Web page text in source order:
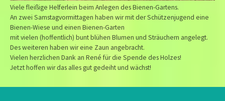
Viele fleißige Helferlein beim Anlegen des Bienen-Gartens.
An zwei Samstagvormittagen haben wir mit der Schützenjugend eine
Bienen-Wiese und einen Bienen-Garten
mit vielen (hoffentlich) bunt blühen Blumen und Sträuchern angelegt.
Des weiteren haben wir eine Zaun angebracht.
Vielen herzlichen Dank an René für die Spende des Holzes!
Jetzt hoffen wir das alles gut gedeiht und wächst!